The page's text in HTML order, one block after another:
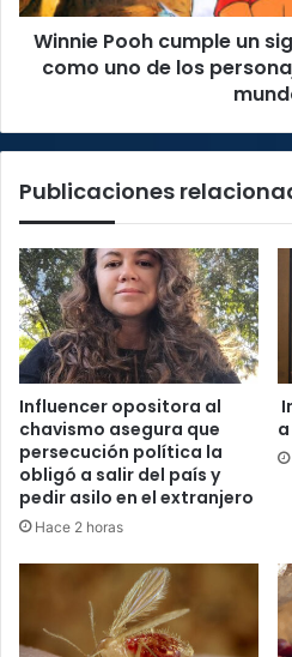
lugar
como
uno
personajes
queridos
Winnie Pooh cumple un
como uno de los
Publicaciones
Influencer opositora al
chavismo asegura que
persecución política la
obligó a salir del país y
pedir asilo en el extranjero
Hace 2 horas